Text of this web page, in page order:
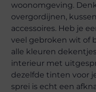
woonomgeving.
overgordijnen,
accessoires. Heb je
veel gebroken wit of
alle kleuren
interieur met
dezelfde tinten voor
sprei is echt een